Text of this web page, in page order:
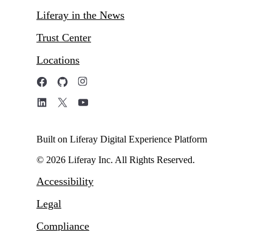
Liferay in the News
Trust Center
Locations
Built on Liferay Digital Experience Platform
© 2026 Liferay Inc. All Rights Reserved.
Accessibility
Legal
Compliance